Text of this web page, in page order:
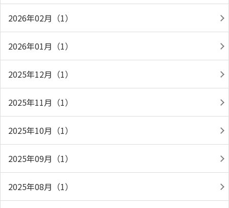
2026年02月（1）
2026年01月（1）
2025年12月（1）
2025年11月（1）
2025年10月（1）
2025年09月（1）
2025年08月（1）